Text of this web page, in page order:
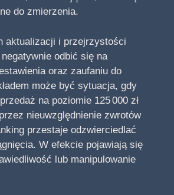
do zmierzenia.
aktualizacji i przejrzystości
odbić się na
oraz zaufaniu do
może być sytuacja, gdy
na poziomie 125 000 zł
nieuwzględnienie zwrotów
przestaje odzwierciedlać
W efekcie pojawiają się
lub manipulowanie